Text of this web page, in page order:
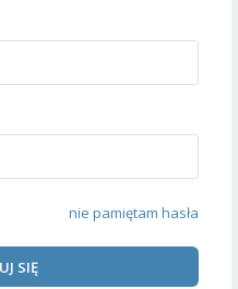
nie pamiętam hasła
SIĘ